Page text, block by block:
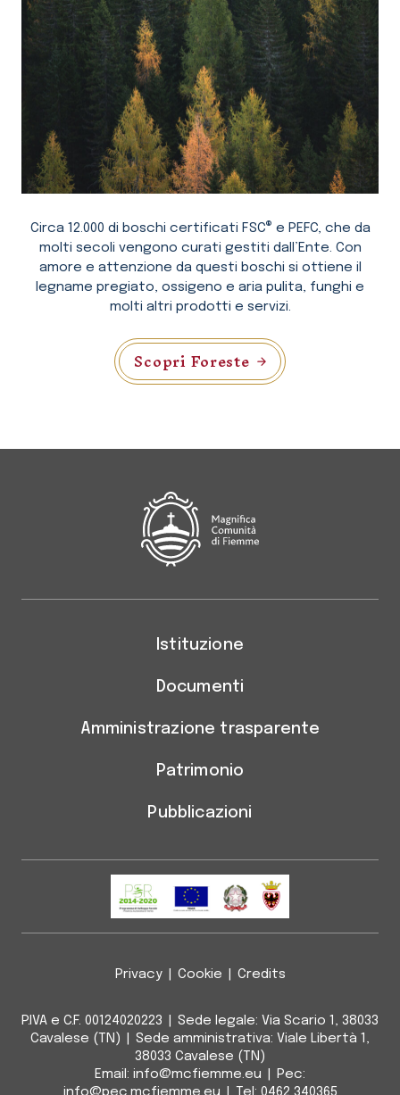
Circa 12.000 di boschi certificati FSC® e PEFC, che da
molti secoli vengono curati gestiti dall’Ente. Con
amore e attenzione da questi boschi si ottiene il
legname pregiato, ossigeno e aria pulita, funghi e
molti altri prodotti e servizi.
Scopri Foreste
Istituzione
Documenti
Amministrazione trasparente
Patrimonio
Pubblicazioni
P.IVA e C.F. 00124020223 Sede legale: Via Scario 1, 38033
Cavalese (TN)
Sede amministrativa: Viale Libertà 1,
38033 Cavalese (TN)
Email: info@mcfiemme.eu
Pec:
Privacy Cookie Credits